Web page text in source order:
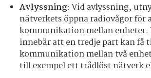
Avlyssning: Vid avlyssning,
nätverkets öppna radiovågor för
kommunikation mellan enheter.
innebär att en tredje part kan få
kommunikation mellan två
till exempel ett trådlöst nätverk